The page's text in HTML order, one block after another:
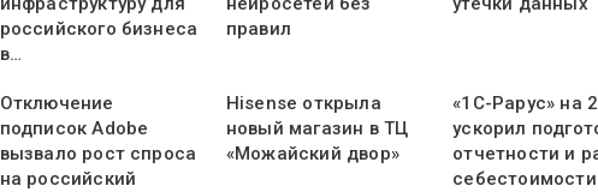
российского бизнеса
в…
правил
Отключение
подписок Adobe
вызвало рост спроса
на российский
Hisense открыла
новый магазин в ТЦ
«Можайский двор»
«1С-Рарус» на
ускорил
отчетности и